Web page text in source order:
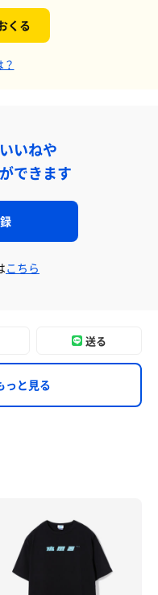
くる
いねや
できます
こちら
送る
っと見る